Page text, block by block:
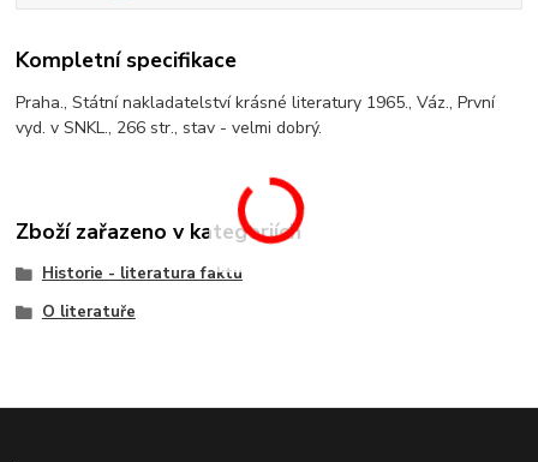
Kompletní specifikace
Praha., Státní nakladatelství krásné literatury 1965., Váz., První
vyd. v SNKL., 266 str., stav - velmi dobrý.
Zboží zařazeno v kategoriích
Historie - literatura faktu
O literatuře